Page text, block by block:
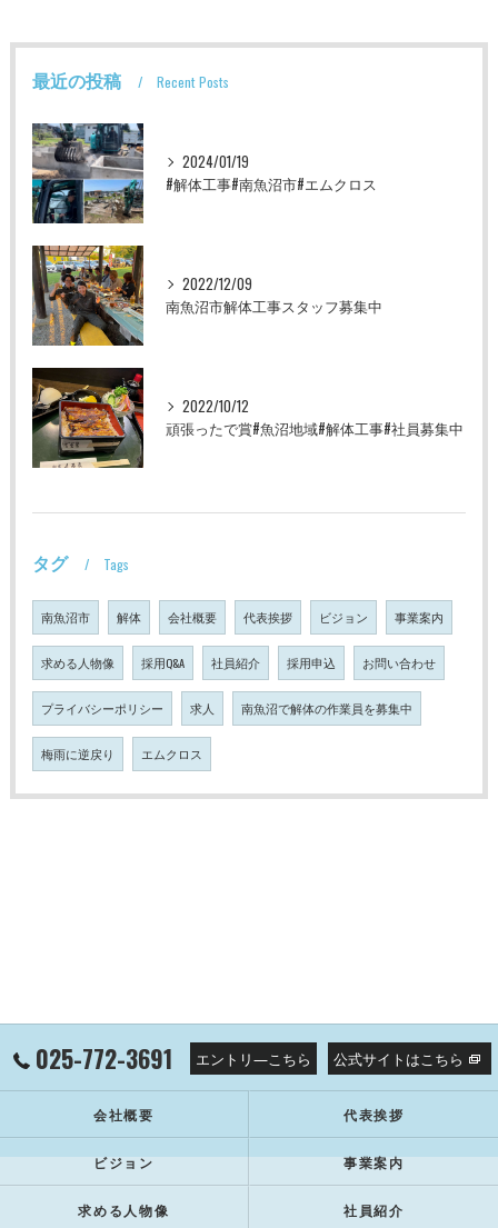
最近の投稿 Recent Posts
2024/01/19
#解体工事#南魚沼市#エムクロス
2022/12/09
南魚沼市解体工事スタッフ募集中
2022/10/12
頑張ったで賞#魚沼地域#解体工事#社員募集中
タグ Tags
南魚沼市 解体 会社概要 代表挨拶 ビジョン 事業案内
求める人物像 採用Q&A 社員紹介 採用申込 お問い合わせ
プライバシーポリシー 求人 南魚沼で解体の作業員を募集中
梅雨に逆戻り エムクロス
025-772-3691 エントリ―こちら 公式サイトはこちら
会社概要 代表挨拶
ビジョン 事業案内
求める人物像 社員紹介